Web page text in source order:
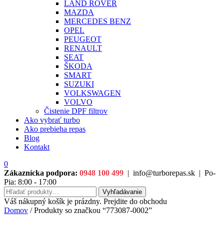
LAND ROVER
MAZDA
MERCEDES BENZ
OPEL
PEUGEOT
RENAULT
SEAT
ŠKODA
SMART
SUZUKI
VOLKSWAGEN
VOLVO
Čistenie DPF filtrov
Ako vybrať turbo
Ako prebieha repas
Blog
Kontakt
0
Zákaznícka podpora: 0948 100 499 | info@turborepas.sk | Po-
Pia: 8:00 - 17:00
Hľadať:
Vyhľadávanie
Váš nákupný košík je prázdny. Prejdite do obchodu
Domov / Produkty so značkou “773087-0002”